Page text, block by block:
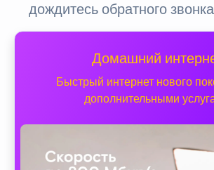
дождитесь обратного
Домашний
Быстрый интернет нового
дополнительными